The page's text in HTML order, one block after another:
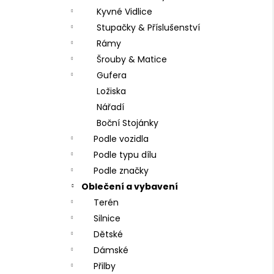
Kyvné Vidlice
Stupačky & Příslušenství
Rámy
Šrouby & Matice
Gufera
Ložiska
Nářadí
Boční Stojánky
Podle vozidla
Podle typu dílu
Podle značky
Oblečení a vybavení
Terén
Silnice
Dětské
Dámské
Přilby